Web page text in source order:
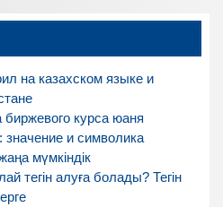
на казахском языке и
курса юаня
значение и символика
мүмкіндік
тегін алуға болады? Тегін